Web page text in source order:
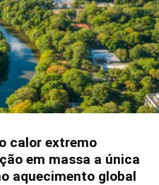
calor extremo
em massa a única
aquecimento global